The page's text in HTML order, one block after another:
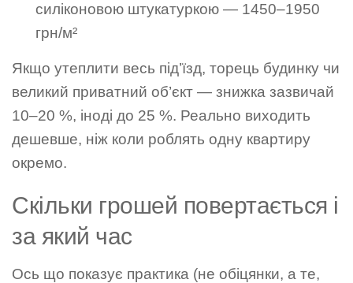
силіконовою штукатуркою — 1450–1950
грн/м²
Якщо утеплити весь під’їзд, торець будинку чи
великий приватний об’єкт — знижка зазвичай
10–20 %, іноді до 25 %. Реально виходить
дешевше, ніж коли роблять одну квартиру
окремо.
Скільки грошей повертається і
за який час
Ось що показує практика (не обіцянки, а те,